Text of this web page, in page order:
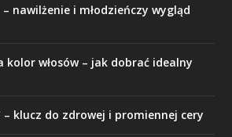
nawilżenie i młodzieńczy wygląd
kolor włosów – jak dobrać idealny
klucz do zdrowej i promiennej cery